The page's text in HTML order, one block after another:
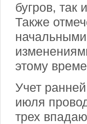
бугров, так
Также
этому
Учет
июля
трех